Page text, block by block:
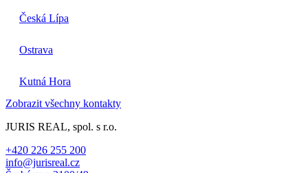
Česká Lípa
Ostrava
Kutná Hora
Zobrazit všechny kontakty
JURIS REAL, spol. s r.o.
+420 226 255 200
info@jurisreal.cz